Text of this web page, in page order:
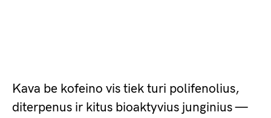
Kava be kofeino vis tiek turi polifenolius,
diterpenus ir kitus bioaktyvius junginius —